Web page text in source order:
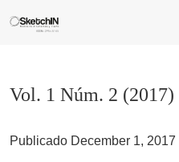
Vol. 1 Núm. 2 (2017)
Publicado December 1, 2017